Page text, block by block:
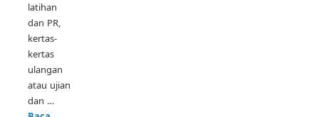
latihan
dan PR,
kertas-
kertas
ulangan
atau ujian
dan …